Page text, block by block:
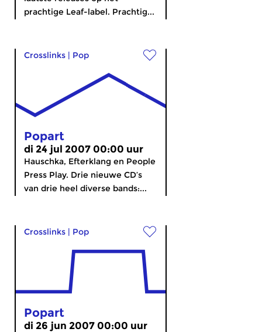
prachtige Leaf-label. Prachtig...
Crosslinks | Pop
Popart
di 24 jul 2007 00:00 uur
Hauschka, Efterklang en People
Press Play. Drie nieuwe CD’s
van drie heel diverse bands:...
Crosslinks | Pop
Popart
di 26 jun 2007 00:00 uur